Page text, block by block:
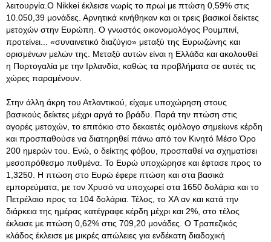
λειτουργία.Ο Nikkei έκλεισε νωρίς το πρωί με πτώση 0,59% στις
10.050,39 μονάδες. Αρνητικά κινήθηκαν και οι τρεις βασικοί δείκτες
μετοχών στην Ευρώπη. Ο γνωστός οικονομολόγος Ρουμπινί,
προτείνει... «συναινετικό διαζύγιο» μεταξύ της Ευρωζώνης και
ορισμένων μελών της. Μεταξύ αυτών είναι η Ελλάδα και ακολουθεί
η Πορτογαλία με την Ιρλανδία, καθώς τα προβλήματα σε αυτές τις
χώρες παραμένουν.
Στην άλλη άκρη του Ατλαντικού, είχαμε υποχώρηση στους
βασικούς δείκτες μέχρι αργά το βράδυ. Παρά την πτώση στις
αγορές μετοχών, το επιτόκιο στο δεκαετές ομόλογο σημείωνε κέρδη
και προσπαθούσε να διατηρηθεί πάνω από τον Κινητό Μέσο Όρο
200 ημερών του . Ενώ, ο δείκτης φόβου, προσπαθεί να σχηματίσει
μεσοπρόθεσμο πυθμένα. Το Ευρώ υποχώρησε και έφτασε προς το
1,3250. Η πτώση στο Ευρώ έφερε πτώση και στα βασικά
εμπορεύματα, με τον Χρυσό να υποχωρεί στα 1650 δολάρια και το
Πετρέλαιο προς τα 104 δολάρια. Τέλος, το ΧΑ αν και κατά την
διάρκεια της ημέρας κατέγραφε κέρδη μέχρι και 2%, στο τέλος
έκλεισε με πτώση 0,62% στις 709,20 μονάδες. Ο Τραπεζικός
κλάδος έκλεισε με μικρές απώλειες για ενδέκατη διαδοχική